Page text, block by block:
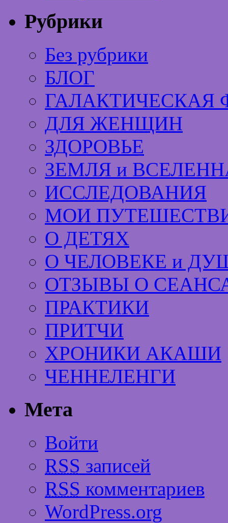
Рубрики
Без рубрики
БЛОГ
ГАЛАКТИЧЕСКАЯ
ДЛЯ ЖЕНЩИН
ЗДОРОВЬЕ
ЗЕМЛЯ и
ИССЛЕДОВАНИЯ
МОИ
О ДЕТЯХ
О ЧЕЛОВЕКЕ и
ОТЗЫВЫ О
ПРАКТИКИ
ПРИТЧИ
ХРОНИКИ АКАШИ
ЧЕННЕЛЕНГИ
Мета
Войти
RSS записей
RSS комментариев
WordPress.org